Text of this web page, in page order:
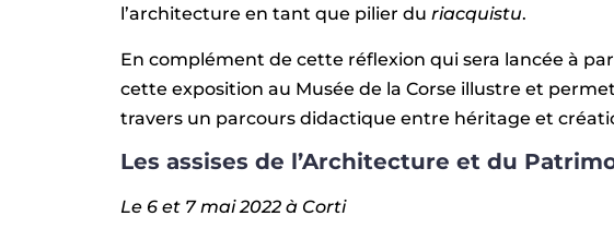
l’architecture en tant que pilier duriacquistu.
En complément de cette réflexion qui sera lancée à
cette exposition au Musée de la Corse illustre et
travers un parcours didactique entre héritage et
Les assises de l’Architecture et du
Le 6 et 7 mai 2022 à Corti